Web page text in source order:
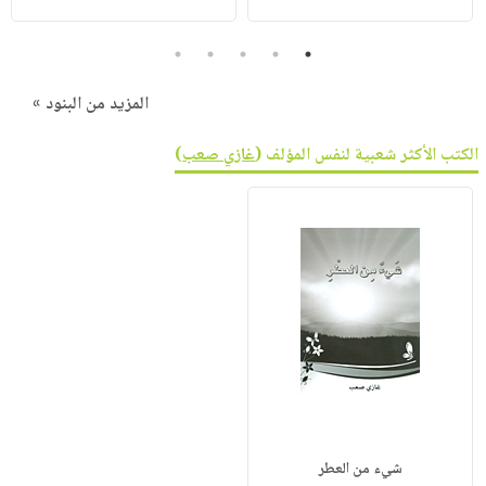
1
2
3
4
5
المزيد من البنود »
الكتب الأكثر شعبية لنفس المؤلف (غازي صعب)
شيء من العطر